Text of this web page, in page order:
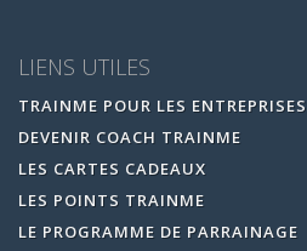
LIENS UTILES
TRAINME POUR LES ENTREPRISES
DEVENIR COACH TRAINME
LES CARTES CADEAUX
LES POINTS TRAINME
LE PROGRAMME DE PARRAINAGE